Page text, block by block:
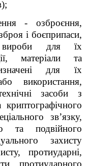
- озброєння,
і боєприпаси,
вироби для їх
матеріали та
для їх
використання,
засоби з
зв’язку,
та подвійного
захисту
протиударні,
протиударного